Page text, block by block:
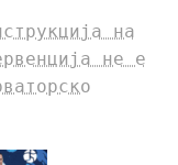
на
не е